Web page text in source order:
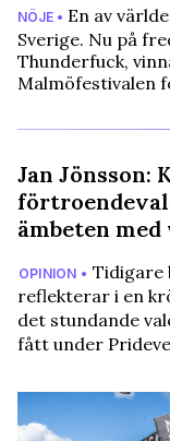
NÖJE • En av
Sverige. Nu på
Thunderfuck,
Malmöfestivalen
Jan Jönsson:
ämbeten
OPINION • Tidigare
reflekterar i en
det stundande
fått under